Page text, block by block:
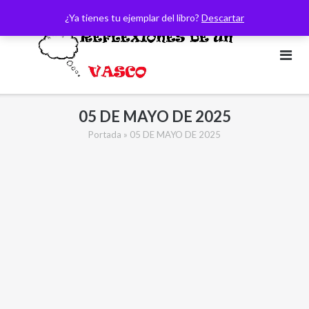
¿Ya tienes tu ejemplar del libro? Descartar
contenido
05 DE MAYO DE 2025
Portada » 05 DE MAYO DE 2025